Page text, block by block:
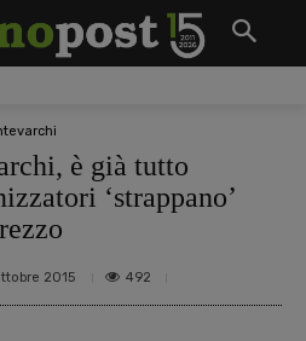
è già tutto
‘strappano’
2015 492